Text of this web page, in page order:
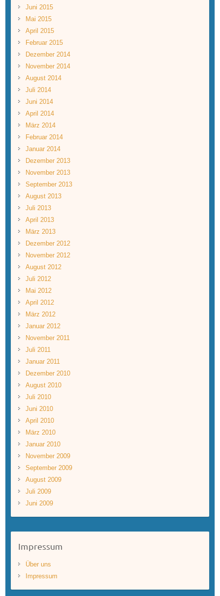
Juni 2015
Mai 2015
April 2015
Februar 2015
Dezember 2014
November 2014
August 2014
Juli 2014
Juni 2014
April 2014
März 2014
Februar 2014
Januar 2014
Dezember 2013
November 2013
September 2013
August 2013
Juli 2013
April 2013
März 2013
Dezember 2012
November 2012
August 2012
Juli 2012
Mai 2012
April 2012
März 2012
Januar 2012
November 2011
Juli 2011
Januar 2011
Dezember 2010
August 2010
Juli 2010
Juni 2010
April 2010
März 2010
Januar 2010
November 2009
September 2009
August 2009
Juli 2009
Juni 2009
Impressum
Über uns
Impressum